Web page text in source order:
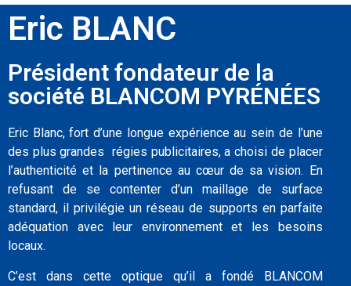
Eric BLANC
Président fondateur de la
société BLANCOM PYRÉNÉES
Eric Blanc, fort d’une longue expérience au sein de l’une
des plus grandes régies publicitaires, a choisi de placer
l’authenticité et la pertinence au cœur de sa vision. En
refusant de se contenter d’un maillage de surface
standard, il privilégie un réseau de supports en parfaite
adéquation avec leur environnement et les besoins
locaux.
C’est dans cette optique qu’il a fondé BLANCOM